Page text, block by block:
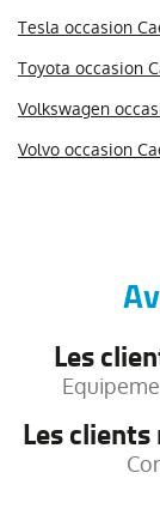
Tesla occasion
Toyota occasion
Volkswagen
Volvo occasion
Les
Les clients